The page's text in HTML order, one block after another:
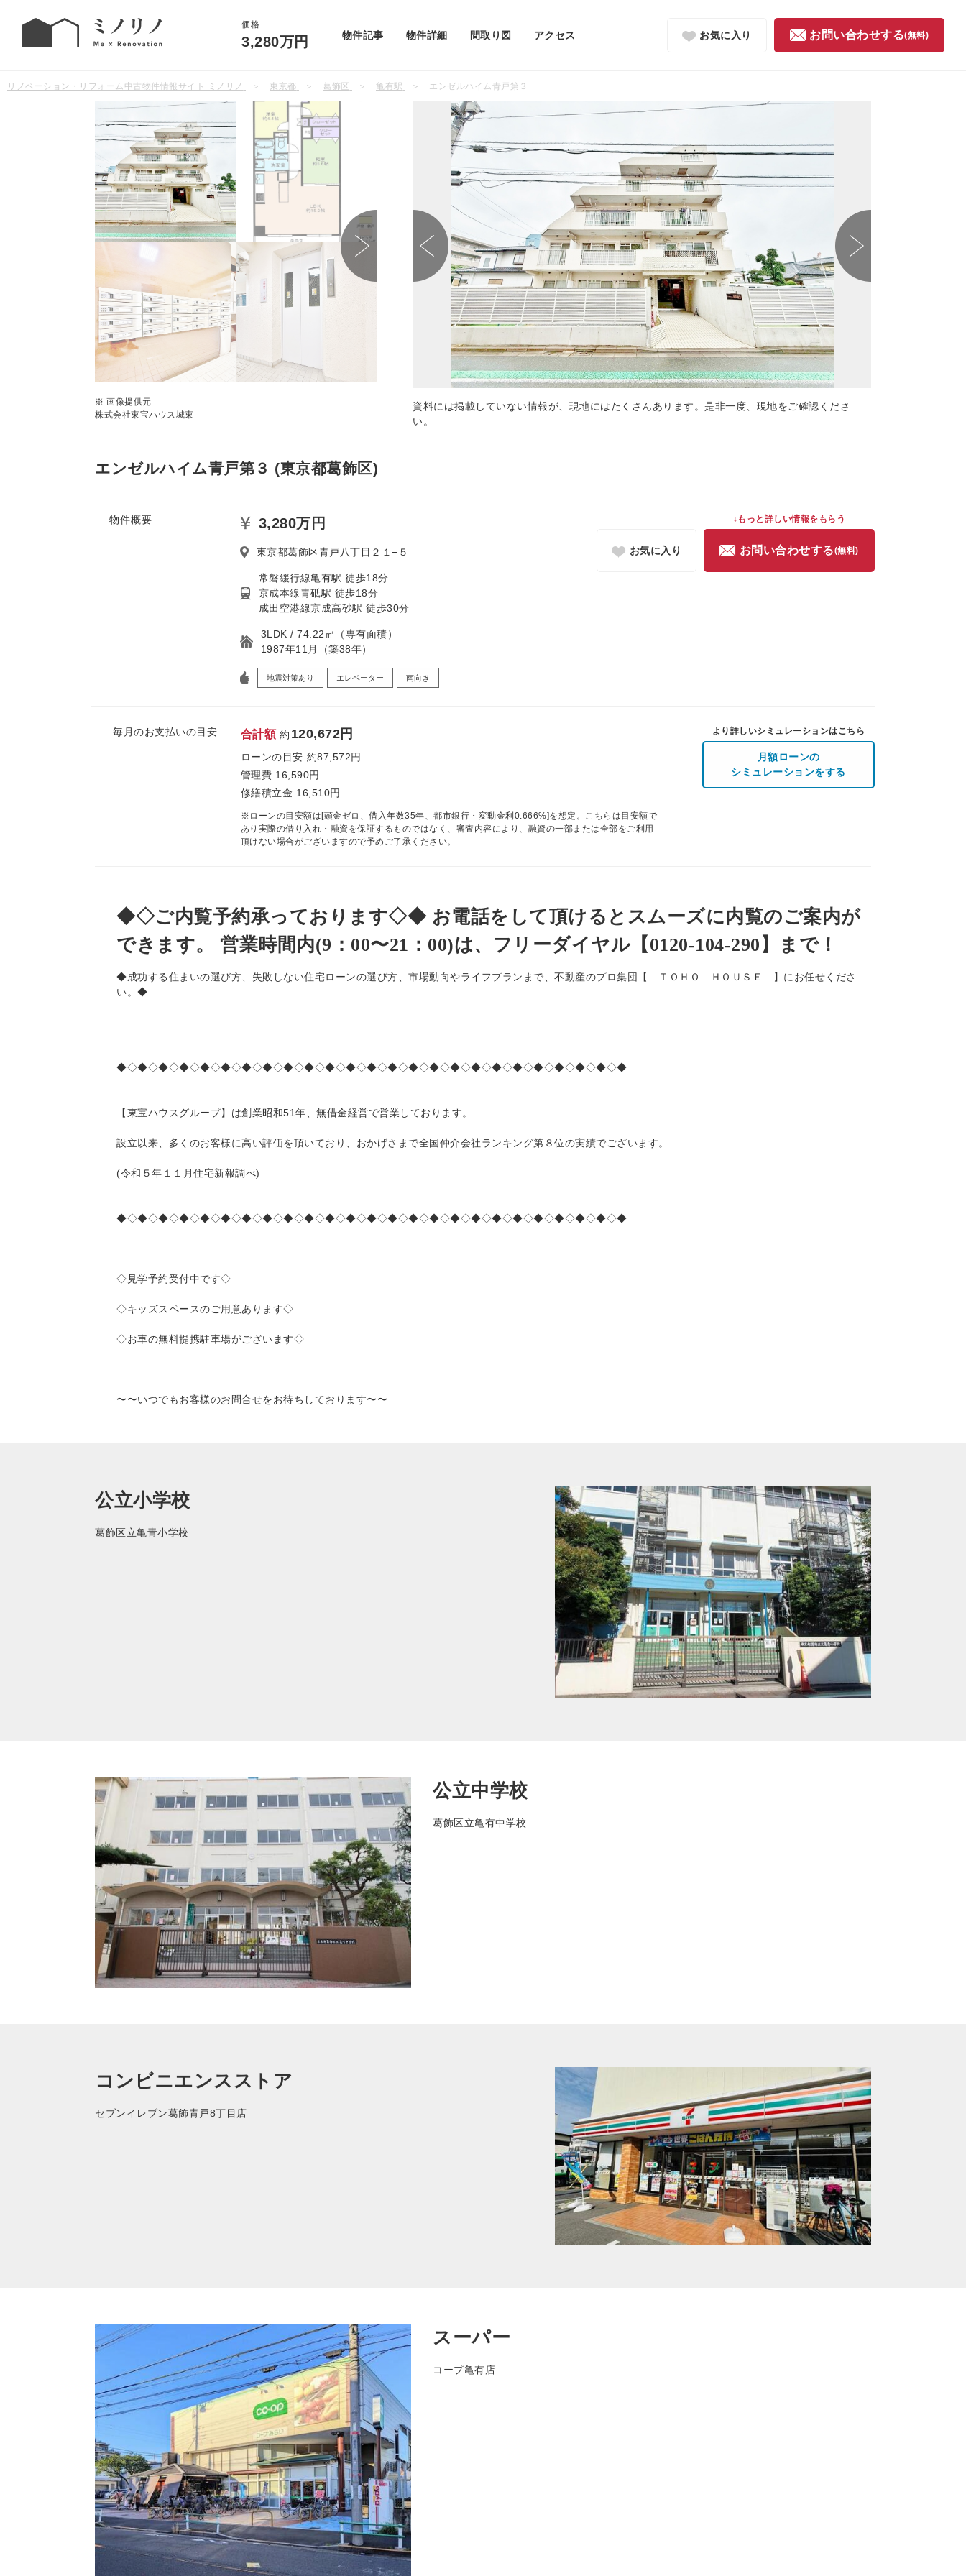
価格
3,280万円 物件記事 物件詳細 間取り図 アクセス お気に入り お問い合わせする(無料)
リノベーション・リフォーム中古物件情報サイト ミノリノ 東京都 葛飾区 亀有駅 エンゼルハイム青戸第３
資料には掲載していない情報が、現地にはたくさんあります。是非一度、現地をご確認くださ
い。
※ 画像提供元
株式会社東宝ハウス城東
エンゼルハイム青戸第３ (東京都葛飾区)
物件概要 3,280万円
東京都葛飾区青戸八丁目２１−５
常磐緩行線亀有駅 徒歩18分
京成本線青砥駅 徒歩18分
成田空港線京成高砂駅 徒歩30分
3LDK / 74.22㎡（専有面積）
1987年11月（築38年）
地震対策あり エレベーター 南向き
お気に入り
↓もっと詳しい情報をもらう
お問い合わせする(無料)
毎月のお支払いの目安 合計額 約 120,672円
ローンの目安 約87,572円
管理費 16,590円
修繕積立金 16,510円
※ローンの目安額は[頭金ゼロ、借入年数35年、都市銀行・変動金利0.666%]を想定。こちらは目安額で
あり実際の借り入れ・融資を保証するものではなく、審査内容により、融資の一部または全部をご利用
頂けない場合がございますので予めご了承ください。
より詳しいシミュレーションはこちら
月額ローンの
シミュレーションをする
◆◇ご内覧予約承っております◇◆ お電話をして頂けるとスムーズに内覧のご案内が
できます。 営業時間内(9：00〜21：00)は、フリーダイヤル【0120-104-290】まで！
◆成功する住まいの選び方、失敗しない住宅ローンの選び方、市場動向やライフプランまで、不動産のプロ集団【 ＴＯＨＯ ＨＯＵＳＥ 】にお任せくださ
い。◆
◆◇◆◇◆◇◆◇◆◇◆◇◆◇◆◇◆◇◆◇◆◇◆◇◆◇◆◇◆◇◆◇◆◇◆◇◆◇◆◇◆◇◆◇◆◇◆◇◆
【東宝ハウスグループ】は創業昭和51年、無借金経営で営業しております。
設立以来、多くのお客様に高い評価を頂いており、おかげさまで全国仲介会社ランキング第８位の実績でございます。
(令和５年１１月住宅新報調べ)
◆◇◆◇◆◇◆◇◆◇◆◇◆◇◆◇◆◇◆◇◆◇◆◇◆◇◆◇◆◇◆◇◆◇◆◇◆◇◆◇◆◇◆◇◆◇◆◇◆
◇見学予約受付中です◇
◇キッズスペースのご用意あります◇
◇お車の無料提携駐車場がございます◇
〜〜いつでもお客様のお問合せをお待ちしております〜〜
公立小学校
葛飾区立亀青小学校
公立中学校
葛飾区立亀有中学校
コンビニエンスストア
セブンイレブン葛飾青戸8丁目店
スーパー
コープ亀有店